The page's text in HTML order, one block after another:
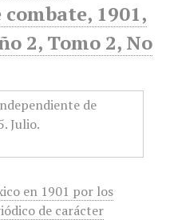
1901,
2, Tomo 2, No
en 1901 por los
de carácter